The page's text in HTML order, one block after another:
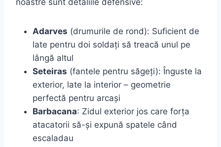
noastre sunt detaliile defensive:
Adarves (drumurile de rond): Suficient de
late pentru doi soldați să treacă unul pe
lângă altul
Seteiras (fantele pentru săgeți): Înguste la
exterior, late la interior – geometrie
perfectă pentru arcași
Barbacana: Zidul exterior jos care forța
atacatorii să-și expună spatele când
escaladau